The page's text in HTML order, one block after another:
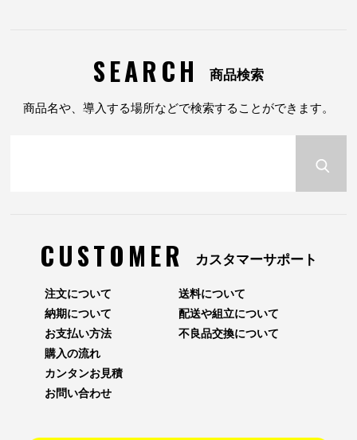
SEARCH 商品検索
商品名や、導入する場所などで検索することができます。
CUSTOMER カスタマーサポート
注文について
納期について
お支払い方法
送料について
配送や組立について
不良品交換について
購入の流れ
カンタンお見積
お問い合わせ